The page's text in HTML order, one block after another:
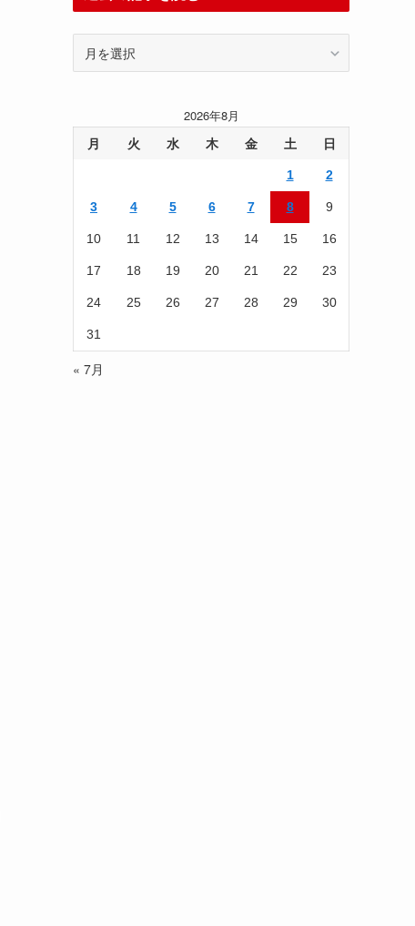
事
2026年8月
月 火 水 木 金 土 日
1 2
3 4 5 6 7 8 9
10 11 12 13 14 15 16
17 18 19 20 21 22 23
24 25 26 27 28 29 30
31
« 7月